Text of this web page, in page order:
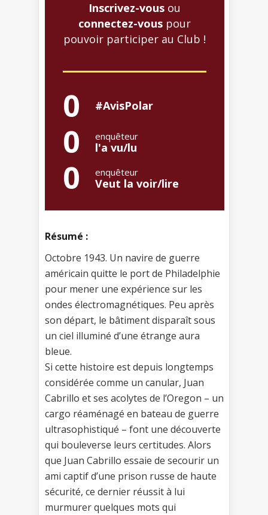
Inscrivez-vous ou
connectez-vous pour
pouvoir participer au Club !
0 #AvisPolar
0 enquêteur
l'a vu/lu
0 enquêteur
Veut la voir/lire
Résumé :
Octobre 1943. Un navire de guerre
américain quitte le port de Philadelphie
pour mener une expérience sur les
ondes électromagnétiques. Peu après
son départ, le bâtiment disparaît sous
un ciel illuminé d’une étrange aura
bleue.
Si cette histoire est depuis longtemps
considérée comme un canular, Juan
Cabrillo et ses acolytes de l’Oregon – un
cargo réaménagé en bateau de guerre
ultrasophistiqué – font une découverte
qui bouleverse leurs certitudes. Alors
que Juan Cabrillo essaie de secourir un
ami captif d’une prison russe de haute
sécurité, ce dernier réussit à lui
murmurer quelques mots qui